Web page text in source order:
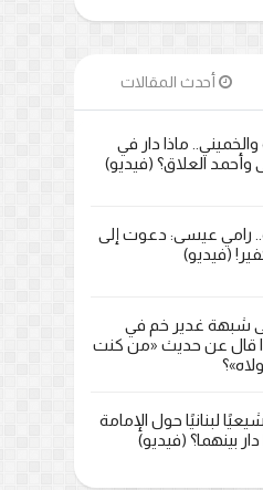
أحدث المقالات
ماذا دار في
العلاق؟ (فيديو)
رامي عيسى: دعوت إلى
(فيديو)
شبهة غدير خم في
قال عن حديث «من كنت
لبنانيًا حول الإمامة
بينهما؟ (فيديو)